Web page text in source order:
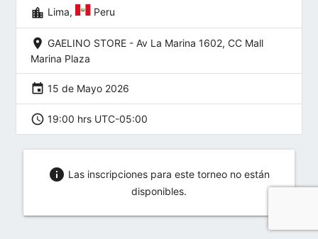
location_city Lima, Peru
location_on GAELINO STORE - Av La Marina 1602, CC Mall
Marina Plaza
event 15 de Mayo 2026
schedule 19:00 hrs UTC-05:00
info Las inscripciones para este torneo no están
disponibles.